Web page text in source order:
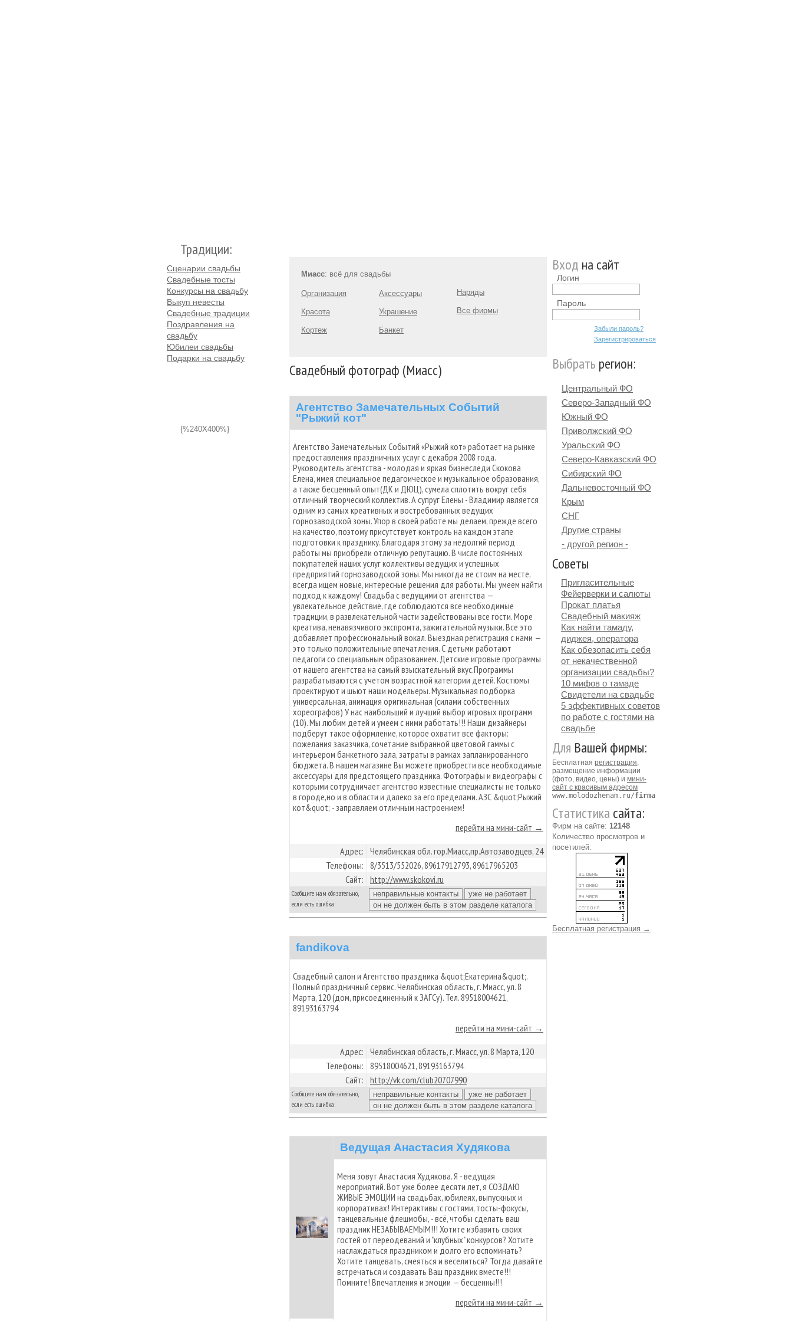
Традиции:
Сценарии свадьбы
Свадебные тосты
Конкурсы на свадьбу
Выкуп невесты
Свадебные традиции
Поздравления на
свадьбу
Юбилеи свадьбы
Подарки на свадьбу
{%240X400%}
Миасс: всё для свадьбы
Организация
Красота
Кортеж
Аксессуары
Украшение
Банкет
Наряды
Все фирмы
Свадебный фотограф (Миасс)
Агентство Замечательных Событий
"Рыжий кот"
Агентство Замечательных Событий «Рыжий кот» работает на рынке
предоставления праздничных услуг с декабря 2008 года.
Руководитель агентства - молодая и яркая бизнеследи Скокова
Елена, имея специальное педагоическое и музыкальное образования,
а также бесценный опыт(ДК и ДЮЦ), сумела сплотить вокруг себя
отличный творческий коллектив. А супруг Елены - Владимир является
одним из самых креативных и востребованных ведущих
горнозаводской зоны. Упор в своей работе мы делаем, прежде всего
на качество, поэтому присутствует контроль на каждом этапе
подготовки к празднику. Благодаря этому за недолгий период
работы мы приобрели отличную репутацию. В числе постоянных
покупателей наших услуг коллективы ведущих и успешных
предприятий горнозаводской зоны. Мы никогда не стоим на месте,
всегда ищем новые, интересные решения для работы. Мы умеем найти
подход к каждому! Свадьба с ведущими от агентства —
увлекательное действие, где соблюдаются все необходимые
традиции, в развлекательной части задействованы все гости. Море
креатива, ненавязчивого экспромта, зажигательной музыки. Все это
добавляет профессиональный вокал. Выездная регистрация с нами —
это только положительные впечатления. С детьми работают
педагоги со специальным образованием. Детские игровые программы
от нашего агентства на самый взыскательный вкус.Программы
разрабатываются с учетом возрастной категории детей. Костюмы
проектируют и шьют наши модельеры. Музыкальная подборка
универсальная, анимация оригинальная (силами собственных
хореографов) У нас наибольший и лучший выбор игровых программ
(10). Мы любим детей и умеем с ними работать!!! Наши дизайнеры
подберут такое оформление, которое охватит все факторы:
пожелания заказчика, сочетание выбранной цветовой гаммы с
интерьером банкетного зала, затраты в рамках запланированного
бюджета. В нашем магазине Вы можете приобрести все необходимые
аксессуары для предстоящего праздника. Фотографы и видеографы с
которыми сотрудничает агентство известные специалисты не только
в городе,но и в области и далеко за его пределами. АЗС &quot;Рыжий
кот&quot; - заправляем отличным настроением!
перейти на мини-сайт →
Адрес: Челябинская обл. гор.Миасс,пр.Автозаводцев, 24
Телефоны: 8/3513/552026, 89617912793, 89617965203
Сайт: http://www.skokovi.ru
Сообщите нам обязательно,
если есть ошибка:
fandikova
Свадебный салон и Агентство праздника &quot;Екатерина&quot;.
Полный праздничный сервис. Челябинская область, г. Миасс, ул. 8
Марта, 120 (дом, присоединенный к ЗАГСу). Тел. 89518004621,
89193163794
перейти на мини-сайт →
Адрес: Челябинская область, г. Миасс, ул. 8 Марта, 120
Телефоны: 89518004621, 89193163794
Сайт: http://vk.com/club20707990
Сообщите нам обязательно,
если есть ошибка:
Ведущая Анастасия Худякова
Меня зовут Анастасия Худякова. Я - ведущая
мероприятий. Вот уже более десяти лет, я СОЗДАЮ
ЖИВЫЕ ЭМОЦИИ на свадьбах, юбилеях, выпускных и
корпоративах! Интерактивы с гостями, тосты-фокусы,
танцевальные флешмобы, - всё, чтобы сделать ваш
праздник НЕЗАБЫВАЕМЫМ!!! Хотите избавить своих
гостей от переодеваний и "клубных" конкурсов? Хотите
наслаждаться праздником и долго его вспоминать?
Хотите танцевать, смеяться и веселиться? Тогда давайте
встречаться и создавать Ваш праздник вместе!!!
Помните! Впечатления и эмоции — бесценны!!!
перейти на мини-сайт →
Вход на сайт
Логин
Пароль
Забыли пароль?
Зарегистрироваться
Выбрать регион:
Центральный ФО
Северо-Западный ФО
Южный ФО
Приволжский ФО
Уральский ФО
Северо-Кавказский ФО
Сибирский ФО
Дальневосточный ФО
Крым
СНГ
Другие страны
- другой регион -
Советы
Пригласительные
Фейерверки и салюты
Прокат платья
Свадебный макияж
Как найти тамаду,
диджея, оператора
Как обезопасить себя
от некачественной
организации свадьбы?
10 мифов о тамаде
Свидетели на свадьбе
5 эффективных советов
по работе с гостями на
свадьбе
Для Вашей фирмы:
Бесплатная регистрация,
размещение информации
(фото, видео, цены) и мини-
сайт с красивым адресом
www.molodozhenam.ru/firma
Статистика сайта:
Фирм на сайте: 12148
Количество просмотров и
посетилей:
Бесплатная регистрация →